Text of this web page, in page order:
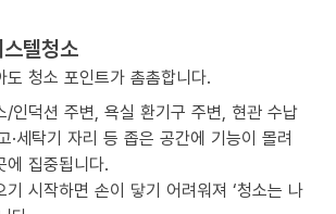
텔청소
도 청소 포인트가 촘촘합니다.
/인덕션 주변, 욕실 환기구 주변, 현관 수납
·세탁기 자리 등 좁은 공간에 기능이 몰려
에 집중됩니다.
시작하면 손이 닿기 어려워져 ‘청소는 나